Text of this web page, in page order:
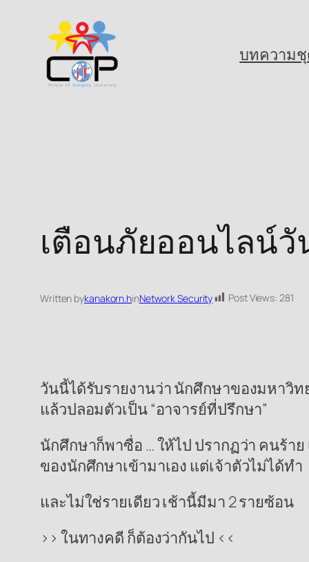
content
บทความ
เตือนภัยออนไลน์
Written bykanakorn.hinNetwork Security Post Views: 281
วันนี้ได้รับรายงานว่า นักศึกษาของมหาวิท
แล้วปลอมตัวเป็น “อาจารย์ที่ปรึกษา”
นักศึกษาก็พาซื่อ … ให้ไป ปรากฏว่า คนร้า
ของนักศึกษาเข้ามาเอง แต่เจ้าตัวไม่ได้ทำ
และไม่ใช่รายเดียว เช้านี้มีมา 2 รายซ้อน
>> ในทางคดี ก็ต้องว่ากันไป <<